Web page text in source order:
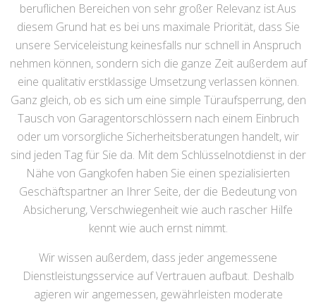
beruflichen Bereichen von sehr großer Relevanz ist.Aus
diesem Grund hat es bei uns maximale Priorität, dass Sie
unsere Serviceleistung keinesfalls nur schnell in Anspruch
nehmen können, sondern sich die ganze Zeit außerdem auf
eine qualitativ erstklassige Umsetzung verlassen können.
Ganz gleich, ob es sich um eine simple Türaufsperrung, den
Tausch von Garagentorschlössern nach einem Einbruch
oder um vorsorgliche Sicherheitsberatungen handelt, wir
sind jeden Tag für Sie da. Mit dem Schlüsselnotdienst in der
Nähe von Gangkofen haben Sie einen spezialisierten
Geschäftspartner an Ihrer Seite, der die Bedeutung von
Absicherung, Verschwiegenheit wie auch rascher Hilfe
kennt wie auch ernst nimmt.
Wir wissen außerdem, dass jeder angemessene
Dienstleistungsservice auf Vertrauen aufbaut. Deshalb
agieren wir angemessen, gewährleisten moderate